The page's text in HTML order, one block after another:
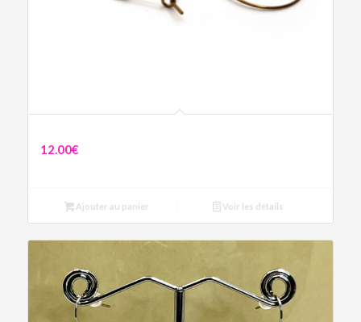
12.00€
Ajouter au panier Voir les détails